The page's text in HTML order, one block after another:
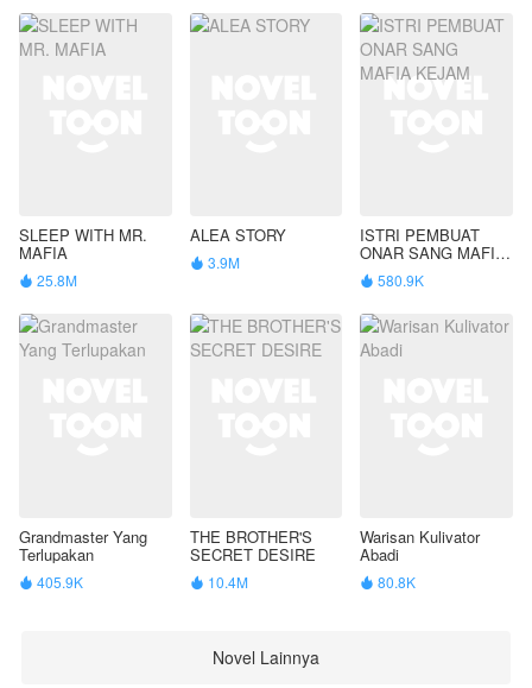
SLEEP WITH MR.
MAFIA
 25.8M
ALEA STORY
 3.9M
ISTRI PEMBUAT
ONAR SANG MAFIA
KEJAM
 580.9K
Grandmaster Yang
Terlupakan
 405.9K
THE BROTHER'S
SECRET DESIRE
 10.4M
Warisan Kulivator
Abadi
 80.8K
Novel Lainnya